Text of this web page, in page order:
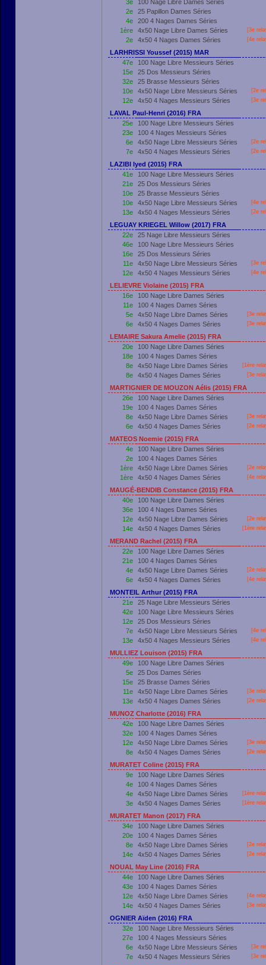
3e
100 Nage Libre Dames Séries
2e
25 Papillon Dames Séries
4e
200 4 Nages Dames Séries
1ère
4x50 Nage Libre Dames Séries [3e
2e 4x50 4 Nages Dames Séries [4e
LARHRISSI Youssef (2015) MAR
47e
100 Nage Libre Messieurs Séries
15e
25 Dos Messieurs Séries
32e
25 Brasse Messieurs Séries
10e
4x50 Nage Libre Messieurs Séries [2e
12e 4x50 4 Nages Messieurs Séries [3e
LAVAL Paul-Henri (2016) FRA
25e
100 Nage Libre Messieurs Séries
23e
100 4 Nages Messieurs Séries
6e
4x50 Nage Libre Messieurs Séries [2e
7e 4x50 4 Nages Messieurs Séries [2e
LAZIBI Iyed (2015) FRA
41e
100 Nage Libre Messieurs Séries
21e
25 Dos Messieurs Séries
10e
25 Brasse Messieurs Séries
10e
4x50 Nage Libre Messieurs Séries [4e
13e 4x50 4 Nages Messieurs Séries [2e
LEGUAY KRIEGEL Willow (2017) FRA
22e
25 Nage Libre Messieurs Séries
46e
100 Nage Libre Messieurs Séries
16e
25 Dos Messieurs Séries
11e
4x50 Nage Libre Messieurs Séries [3e
12e 4x50 4 Nages Messieurs Séries [4e
LELIEVRE Violaine (2015) FRA
16e
100 Nage Libre Dames Séries
11e
100 4 Nages Dames Séries
5e
4x50 Nage Libre Dames Séries [3e
6e 4x50 4 Nages Dames Séries [3e
LEMAIRE Sakura Amelie (2015) FRA
20e
100 Nage Libre Dames Séries
18e
100 4 Nages Dames Séries
8e
4x50 Nage Libre Dames Séries [1ère
8e 4x50 4 Nages Dames Séries [3e
MARTIGNIER DE MOUZON Aélis (2015) FRA
26e
100 Nage Libre Dames Séries
19e
100 4 Nages Dames Séries
8e
4x50 Nage Libre Dames Séries [3e
6e 4x50 4 Nages Dames Séries [2e
MATEOS Noemie (2015) FRA
4e
100 Nage Libre Dames Séries
2e
100 4 Nages Dames Séries
1ère
4x50 Nage Libre Dames Séries [2e
1ère 4x50 4 Nages Dames Séries [4e
MAUGÉ-BENDIB Constance (2015) FRA
40e
100 Nage Libre Dames Séries
36e
100 4 Nages Dames Séries
12e
4x50 Nage Libre Dames Séries [2e
14e 4x50 4 Nages Dames Séries [1ère
MERAND Rachel (2015) FRA
22e
100 Nage Libre Dames Séries
21e
100 4 Nages Dames Séries
4e
4x50 Nage Libre Dames Séries [2e
6e 4x50 4 Nages Dames Séries [4e
MONTEIL Arthur (2015) FRA
21e
25 Nage Libre Messieurs Séries
42e
100 Nage Libre Messieurs Séries
12e
25 Dos Messieurs Séries
7e
4x50 Nage Libre Messieurs Séries [4e
13e 4x50 4 Nages Messieurs Séries [4e
MULLIEZ Louison (2015) FRA
49e
100 Nage Libre Dames Séries
5e
25 Dos Dames Séries
15e
25 Brasse Dames Séries
11e
4x50 Nage Libre Dames Séries [3e
13e 4x50 4 Nages Dames Séries [2e
MUNOZ Charlotte (2016) FRA
42e
100 Nage Libre Dames Séries
32e
100 4 Nages Dames Séries
12e
4x50 Nage Libre Dames Séries [3e
8e 4x50 4 Nages Dames Séries [2e
MURATET Coline (2015) FRA
9e
100 Nage Libre Dames Séries
4e
100 4 Nages Dames Séries
4e
4x50 Nage Libre Dames Séries [1ère
3e 4x50 4 Nages Dames Séries [1ère
MURATET Manon (2017) FRA
34e
100 Nage Libre Dames Séries
20e
100 4 Nages Dames Séries
8e
4x50 Nage Libre Dames Séries [2e
14e 4x50 4 Nages Dames Séries [2e
NOUAL May Line (2016) FRA
44e
100 Nage Libre Dames Séries
43e
100 4 Nages Dames Séries
12e
4x50 Nage Libre Dames Séries [4e
14e 4x50 4 Nages Dames Séries [3e
OGNIER Aïden (2016) FRA
32e
100 Nage Libre Messieurs Séries
27e
100 4 Nages Messieurs Séries
6e
4x50 Nage Libre Messieurs Séries [3e
7e 4x50 4 Nages Messieurs Séries [3e